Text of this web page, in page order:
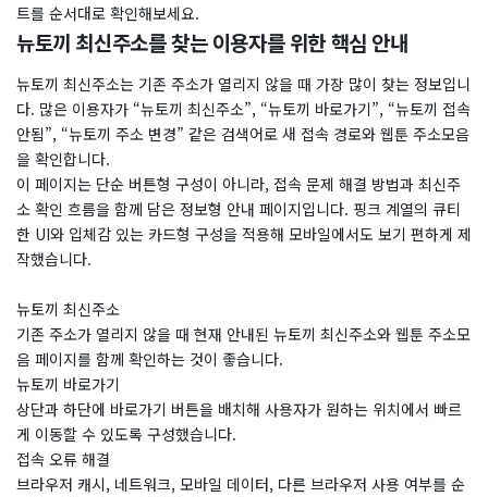
트를 순서대로 확인해보세요.
뉴토끼 최신주소를 찾는 이용자를 위한 핵심 안내
뉴토끼 최신주소는 기존 주소가 열리지 않을 때 가장 많이 찾는 정보입니
다. 많은 이용자가 “뉴토끼 최신주소”, “뉴토끼 바로가기”, “뉴토끼 접속
안됨”, “뉴토끼 주소 변경” 같은 검색어로 새 접속 경로와 웹툰 주소모음
을 확인합니다.
이 페이지는 단순 버튼형 구성이 아니라, 접속 문제 해결 방법과 최신주
소 확인 흐름을 함께 담은 정보형 안내 페이지입니다. 핑크 계열의 큐티
한 UI와 입체감 있는 카드형 구성을 적용해 모바일에서도 보기 편하게 제
작했습니다.
뉴토끼 최신주소
기존 주소가 열리지 않을 때 현재 안내된 뉴토끼 최신주소와 웹툰 주소모
음 페이지를 함께 확인하는 것이 좋습니다.
뉴토끼 바로가기
상단과 하단에 바로가기 버튼을 배치해 사용자가 원하는 위치에서 빠르
게 이동할 수 있도록 구성했습니다.
접속 오류 해결
브라우저 캐시, 네트워크, 모바일 데이터, 다른 브라우저 사용 여부를 순